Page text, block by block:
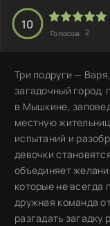
10
Голосов: 2
Три подруги —
загадочный город,
в Мышкине,
местную
испытаний и
девочки
объединяет
которые не всегда
дружная команда
разгадать загадку